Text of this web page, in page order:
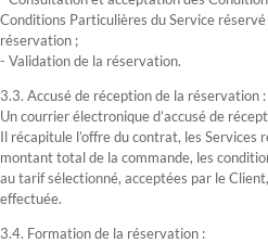
Conditions Particulières du Service
réservation ;
- Validation de la réservation.
3.3. Accusé de réception de la réservation :
Un courrier électronique d’accusé de
Il récapitule l’offre du contrat, les Services
montant total de la commande, les
au tarif sélectionné, acceptées par le
effectuée.
3.4. Formation de la réservation :